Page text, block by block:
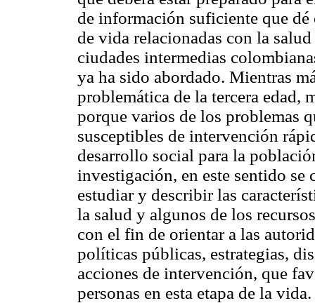
de información suficiente que dé
de vida relacionadas con la
ciudades intermedias
ya ha sido abordado. Mientras
problemática de la tercera edad,
porque varios de los problemas
susceptibles de intervención
desarrollo social para la
investigación, en este sentido se
estudiar y describir las
la salud y algunos de los
con el fin de orientar a las
políticas públicas, estrategias,
acciones de intervención, que
personas en esta etapa de la vida.